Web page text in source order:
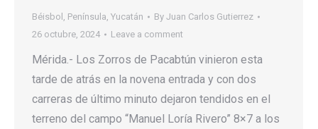
Béisbol , Península, Yucatán By Juan Carlos Gutierrez
26 octubre, 2024
Leave a comment
Mérida.- Los Zorros de Pacabtún vinieron esta
tarde de atrás en la novena entrada y con dos
carreras de último minuto dejaron tendidos en el
terreno del campo “Manuel Loría Rivero” 8×7 a los